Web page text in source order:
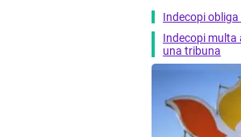
Indecopi
Indecopi multa
una tribuna